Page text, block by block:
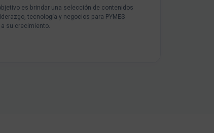
es brindar una selección de contenidos
tecnología y negocios para PYMES
su crecimiento.